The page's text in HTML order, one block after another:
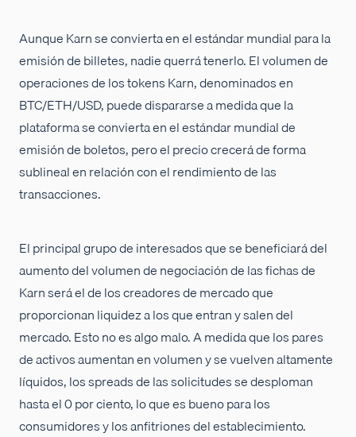
Aunque Karn se convierta en el estándar mundial para la
emisión de billetes, nadie querrá tenerlo. El volumen de
operaciones de los tokens Karn, denominados en
BTC/ETH/USD, puede dispararse a medida que la
plataforma se convierta en el estándar mundial de
emisión de boletos, pero el precio crecerá de forma
sublineal en relación con el rendimiento de las
transacciones.
El principal grupo de interesados que se beneficiará del
aumento del volumen de negociación de las fichas de
Karn será el de los creadores de mercado que
proporcionan liquidez a los que entran y salen del
mercado. Esto no es algo malo. A medida que los pares
de activos aumentan en volumen y se vuelven altamente
líquidos, los spreads de las solicitudes se desploman
hasta el 0 por ciento, lo que es bueno para los
consumidores y los anfitriones del establecimiento.